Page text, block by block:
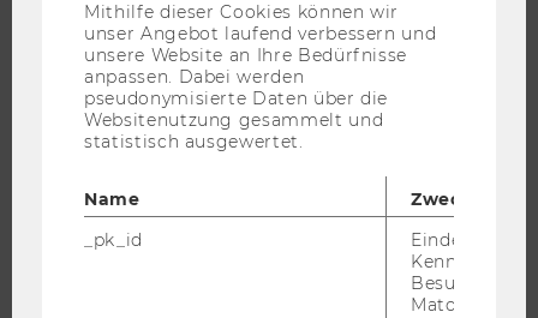
KARRIEREKONTAKTE AN DER WU
KARRIERENETZWERKE AN DER WU
Mithilfe dieser Cookies können wir
unser Angebot laufend verbessern und
unsere Website an Ihre Bedürfnisse
anpassen. Dabei werden
pseudonymisierte Daten über die
Websitenutzung gesammelt und
statistisch ausgewertet.
Name
Zweck
_pk_id
Eindeutige
Besuchers
Matomo.